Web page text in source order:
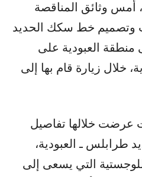
وثائق المناقصة
وتصميم خط سكك الحديد
العبودية على
خلال زيارة قام بها إلى
عرضت خلالها تفاصيل
ـ العبودية،
التي يسعى إلى